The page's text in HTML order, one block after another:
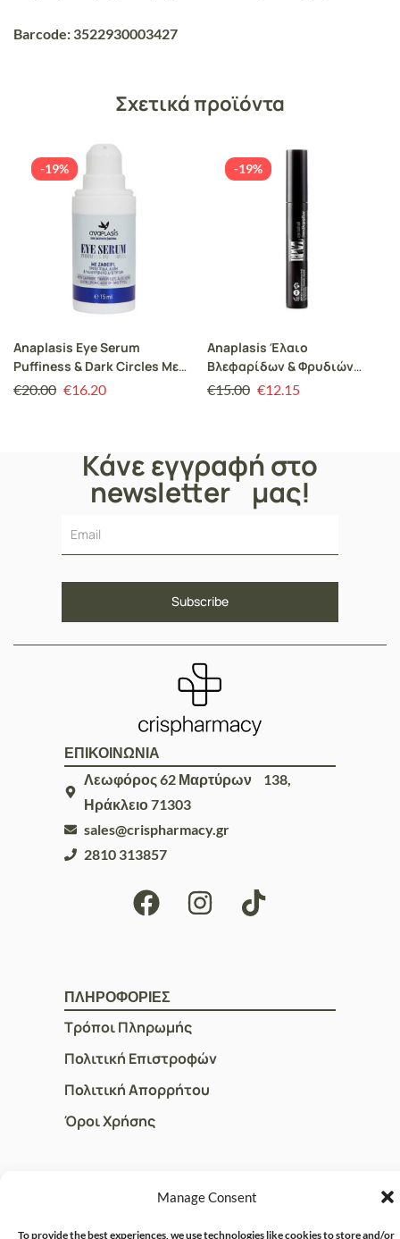
Manage Consent
To provide the best experiences, we use technologies like cookies to store and/or
Barcode: 3522930003427
Σχετικά προϊόντα
-19%
Anaplasis Eye Serum
Puffiness & Dark Circles Με
Ζαφείρι, Τριπεπτίδια, Αλόη
€20.00 €16.20
-19%
Anaplasis Έλαιο
Βλεφαρίδων & Φρυδιών
RPNZL, Αναζωογόνηση,
€15.00 €12.15
Κάνε εγγραφή στο
newsletter μας!
ΕΠΙΚΟΙΝΩΝΙΑ
Λεωφόρος 62 Μαρτύρων 138,
Ηράκλειο 71303
sales@crispharmacy.gr
2810 313857
ΠΛΗΡΟΦΟΡΙΕΣ
Τρόποι Πληρωμής
Πολιτική Επιστροφών
Πολιτική Απορρήτου
Όροι Χρήσης